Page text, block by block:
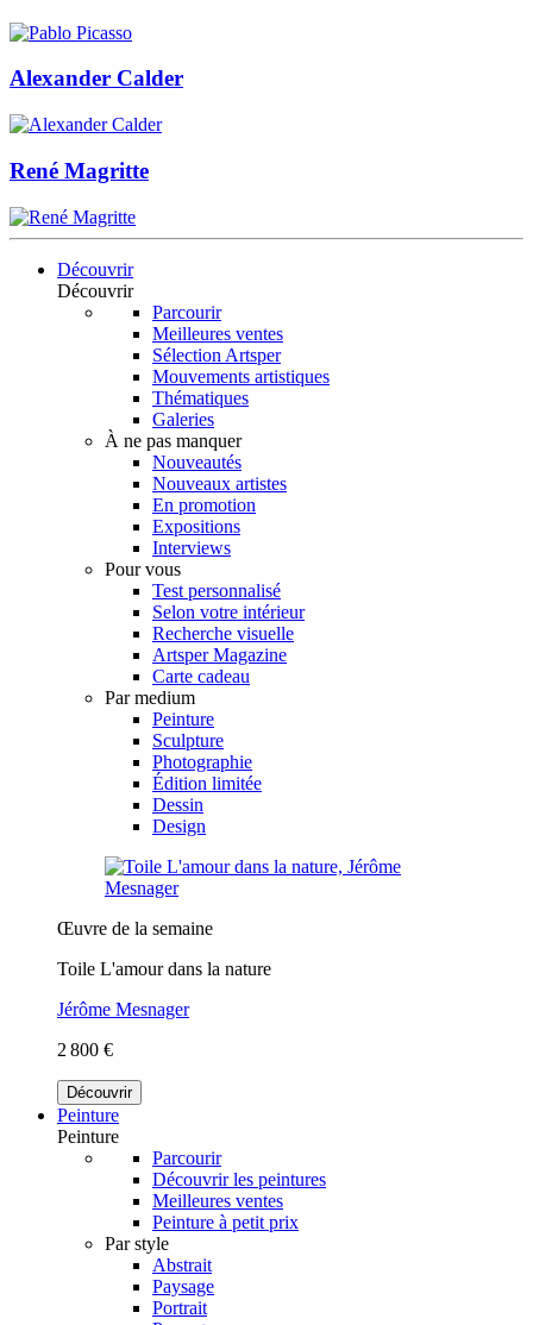
Alexander Calder
René Magritte
Découvrir
Découvrir
Parcourir
Meilleures ventes
Sélection Artsper
Mouvements artistiques
Thématiques
Galeries
À ne pas manquer
Nouveautés
Nouveaux artistes
En promotion
Expositions
Interviews
Pour vous
Test personnalisé
Selon votre intérieur
Recherche visuelle
Artsper Magazine
Carte cadeau
Par medium
Peinture
Sculpture
Photographie
Édition limitée
Dessin
Design
Œuvre de la semaine
Toile L'amour dans la nature
Jérôme Mesnager
2 800 €
Découvrir
Peinture
Peinture
Parcourir
Découvrir les peintures
Meilleures ventes
Peinture à petit prix
Par style
Abstrait
Paysage
Portrait